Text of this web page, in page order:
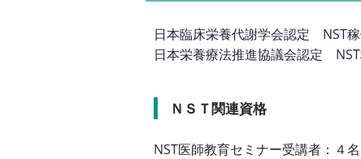
日本臨床栄養代謝学会認定 NST
日本栄養療法推進協議会認定
ＮＳＴ関連資格
NST医師教育セミナー受講者：４名